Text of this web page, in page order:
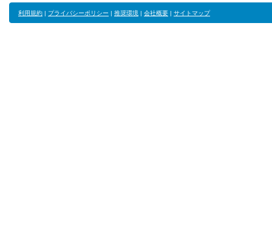
利用規約 | プライバシーポリシー | 推奨環境 | 会社概要 | サイトマップ